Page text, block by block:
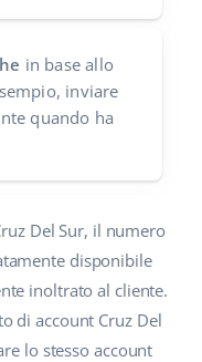
in base allo
inviare
quando ha
Del Sur, il numero
disponibile
inoltrato al cliente.
di account Cruz Del
lo stesso account